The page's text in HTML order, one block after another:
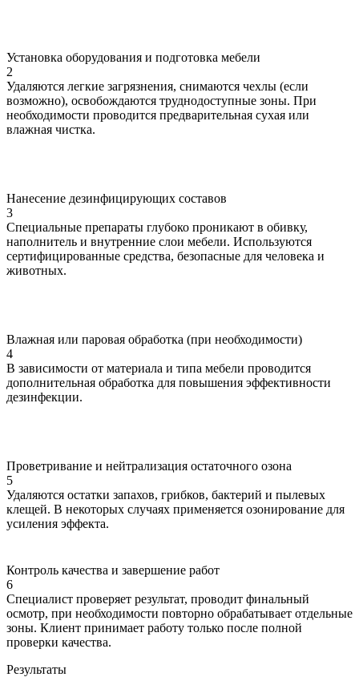
Установка оборудования и подготовка мебели
2
Удаляются легкие загрязнения, снимаются чехлы (если
возможно), освобождаются труднодоступные зоны. При
необходимости проводится предварительная сухая или
влажная чистка.
Нанесение дезинфицирующих составов
3
Специальные препараты глубоко проникают в обивку,
наполнитель и внутренние слои мебели. Используются
сертифицированные средства, безопасные для человека и
животных.
Влажная или паровая обработка (при необходимости)
4
В зависимости от материала и типа мебели проводится
дополнительная обработка для повышения эффективности
дезинфекции.
Проветривание и нейтрализация остаточного озона
5
Удаляются остатки запахов, грибков, бактерий и пылевых
клещей. В некоторых случаях применяется озонирование для
усиления эффекта.
Контроль качества и завершение работ
6
Специалист проверяет результат, проводит финальный
осмотр, при необходимости повторно обрабатывает отдельные
зоны. Клиент принимает работу только после полной
проверки качества.
Результаты